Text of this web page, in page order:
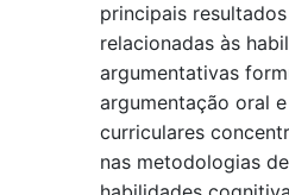
principais
relacionadas às
argumentativas
argumentação oral
curriculares
nas metodologias